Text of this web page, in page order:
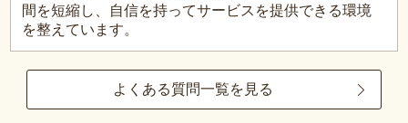
間を短縮し、自信を持ってサービスを提供できる環境
を整えています。
よくある質問一覧を見る